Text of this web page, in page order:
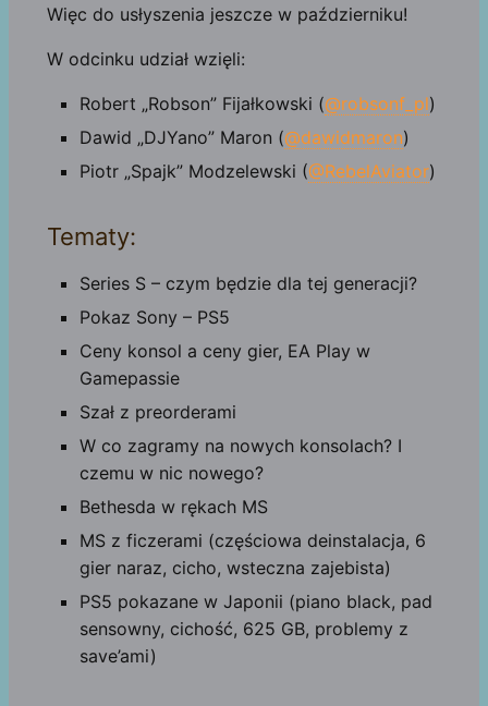
Więc do usłyszenia jeszcze w październiku!
W odcinku udział wzięli:
Robert „Robson” Fijałkowski (@robsonf_pl)
Dawid „DJYano” Maron (@dawidmaron)
Piotr „Spajk” Modzelewski (@RebelAviator)
Tematy:
Series S – czym będzie dla tej generacji?
Pokaz Sony – PS5
Ceny konsol a ceny gier, EA Play w
Gamepassie
Szał z preorderami
W co zagramy na nowych konsolach? I
czemu w nic nowego?
Bethesda w rękach MS
MS z ficzerami (częściowa deinstalacja, 6
gier naraz, cicho, wsteczna zajebista)
PS5 pokazane w Japonii (piano black, pad
sensowny, cichość, 625 GB, problemy z
save’ami)